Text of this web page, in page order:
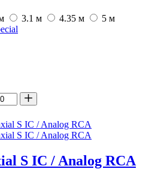
3.1 м 4.35 м
5 м
S IC / Analog RCA